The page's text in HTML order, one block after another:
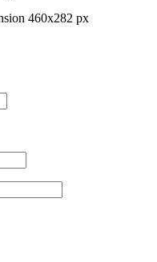
460x282 px